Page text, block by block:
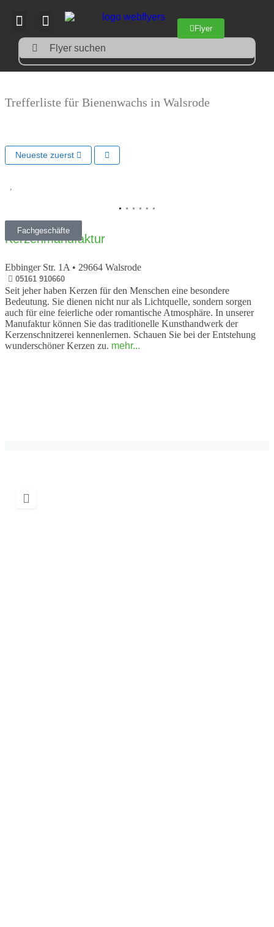
Flyer
Flyer suchen
Trefferliste für Bienenwachs in Walsrode
Neueste zuerst
Fachgeschäfte
Kerzenmanufaktur
Ebbinger Str. 1A • 29664 Walsrode
05161 910660
Seit jeher haben Kerzen für den Menschen eine besondere
Bedeutung. Sie dienen nicht nur als Lichtquelle, sondern sorgen
auch für eine feierliche oder romantische Atmosphäre. In unserer
Manufaktur können Sie das traditionelle Kunsthandwerk der
Kerzenschnitzerei kennenlernen. Schauen Sie bei der Entstehung
wunderschöner Kerzen zu. mehr...